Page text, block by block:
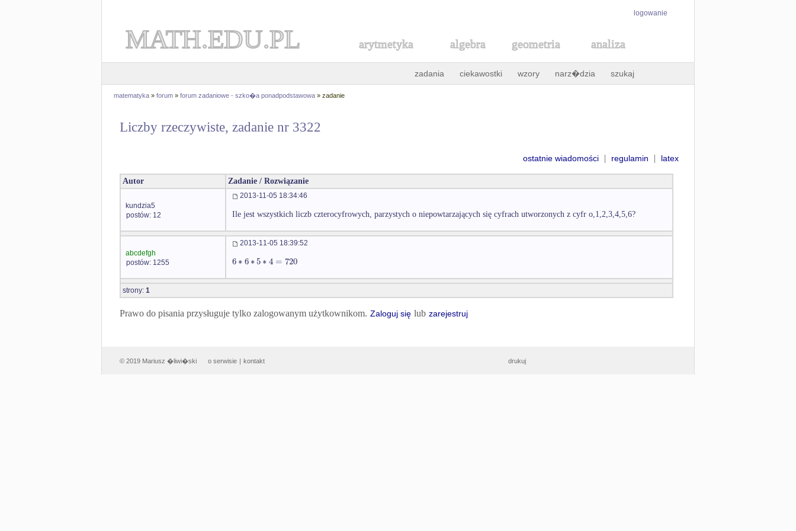
logowanie
MATH.EDU.PL arytmetyka algebra geometria analiza
zadania ciekawostki wzory narz�dzia szukaj
matematyka » forum » forum zadaniowe - szko�a ponadpodstawowa » zadanie
Liczby rzeczywiste, zadanie nr 3322
ostatnie wiadomości | regulamin | latex
Autor Zadanie / Rozwiązanie
kundzia5
postów: 12
2013-11-05 18:34:46
Ile jest wszystkich liczb czterocyfrowych, parzystych o niepowtarzających się cyfrach utworzonych z cyfr o,1,2,3,4,5,6?
abcdefgh
postów: 1255
2013-11-05 18:39:52
6∗6∗5∗4 = 720
strony: 1
Prawo do pisania przysługuje tylko zalogowanym użytkownikom. Zaloguj się lub zarejestruj
© 2019 Mariusz �liwi�ski o serwisie | kontakt drukuj